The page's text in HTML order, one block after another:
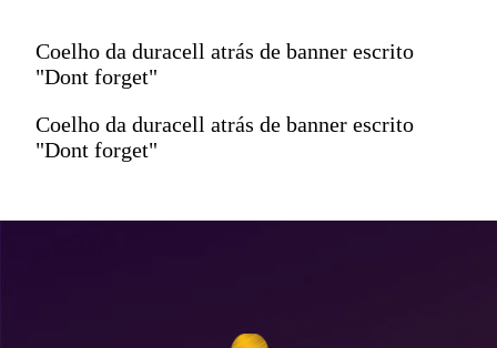
Coelho da duracell atrás de banner escrito
"Dont forget"
Coelho da duracell atrás de banner escrito
"Dont forget"